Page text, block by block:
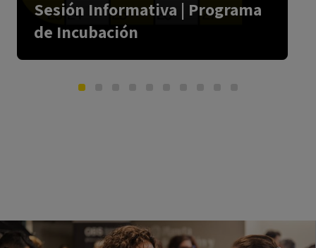
Sesión Informativa | Programa
de Incubación